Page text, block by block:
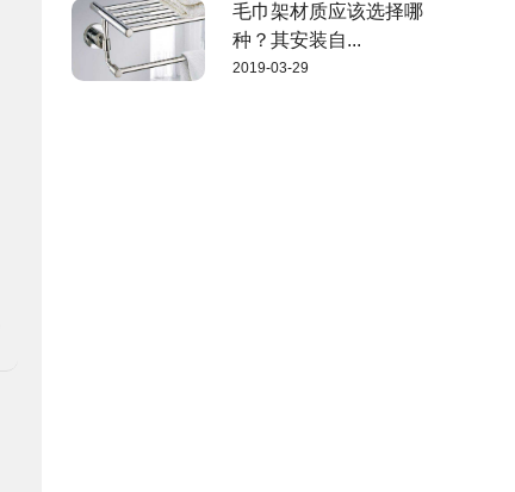
毛巾架材质应该选择哪
种？其安装自...
2019-03-29